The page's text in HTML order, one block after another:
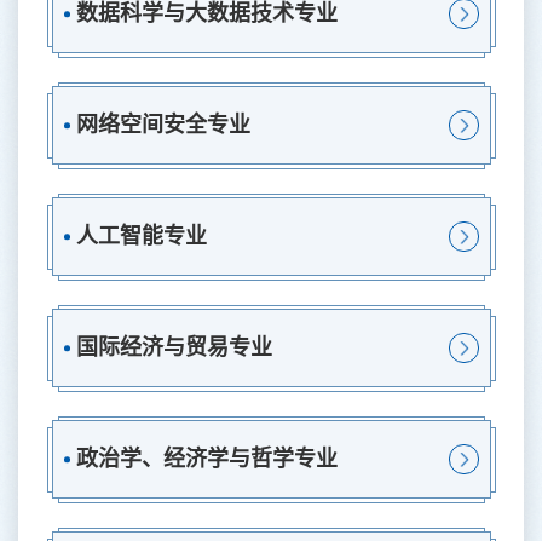
数据科学与大数据技术专业
网络空间安全专业
人工智能专业
国际经济与贸易专业
政治学、经济学与哲学专业